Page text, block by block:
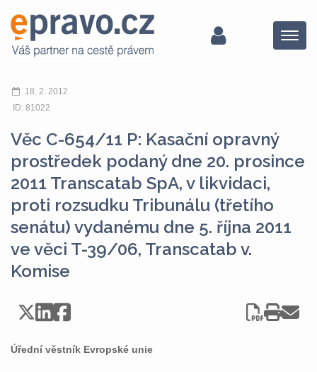
Menu
18. 2. 2012
ID: 81022
Věc C-654/11 P: Kasační opravný
prostředek podaný dne 20. prosince
2011 Transcatab SpA, v likvidaci,
proti rozsudku Tribunálu (třetího
senátu) vydanému dne 5. října 2011
ve věci T-39/06, Transcatab v.
Komise
Úřední věstník Evropské unie